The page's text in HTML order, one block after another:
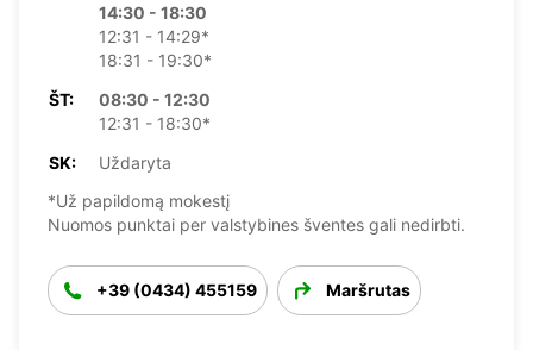
14:30 - 18:30
12:31 - 14:29*
18:31 - 19:30*
ŠT:
08:30 - 12:30
12:31 - 18:30*
SK:
Uždaryta
*Už papildomą mokestį
Nuomos punktai per valstybines šventes gali nedirbti.
+39 (0434) 455159 Maršrutas